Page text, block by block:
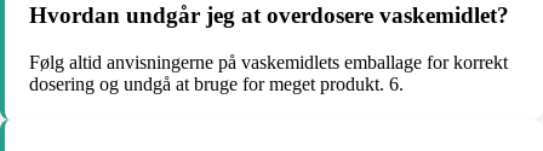
Hvordan undgår jeg at overdosere vaskemidlet?
Følg altid anvisningerne på vaskemidlets emballage for korrekt
dosering og undgå at bruge for meget produkt. 6.